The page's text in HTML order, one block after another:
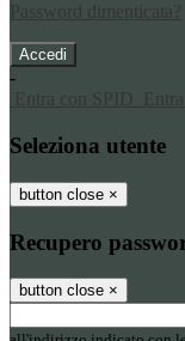
Password dimenticata?
-
Entra con SPID
Seleziona utente
button close ×
Recupero
button close ×